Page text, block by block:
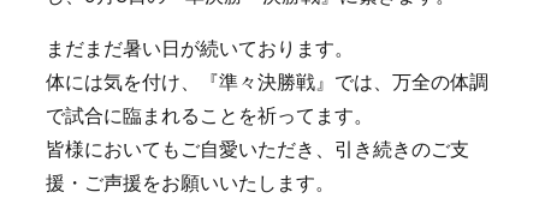
まだまだ暑い日が続いております。
体には気を付け、『準々決勝戦』では、万全の体調
で試合に臨まれることを祈ってます。
皆様においてもご自愛いただき、引き続きのご支
援・ご声援をお願いいたします。